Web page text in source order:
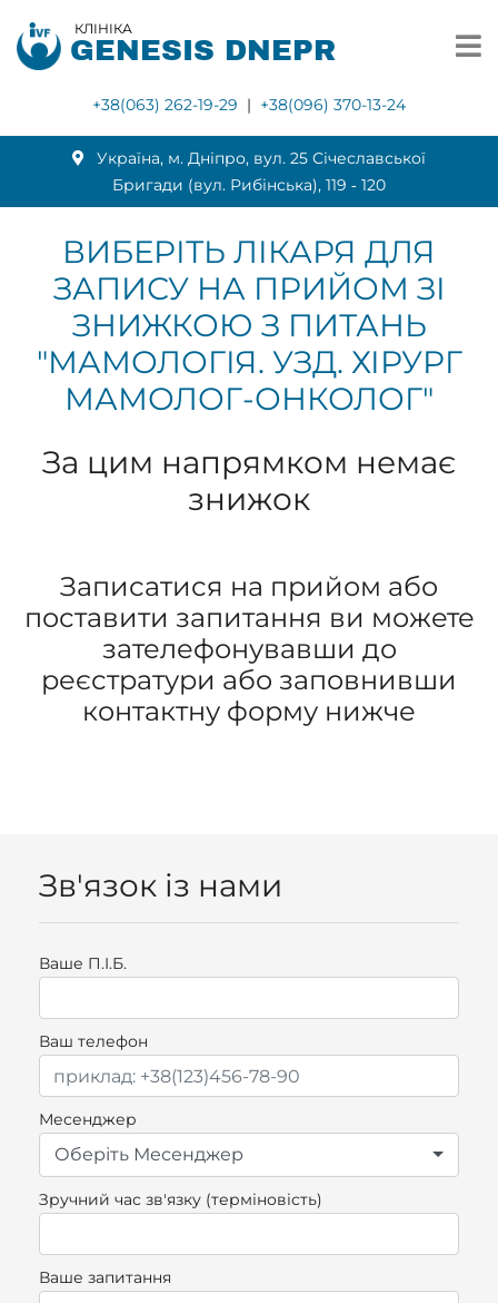
КЛІНІКА
GENESIS DNEPR
+38(063) 262-19-29 | +38(096) 370-13-24
Українa, м. Дніпро, вул. 25 Січеславської
Бригади (вул. Рибінська), 119 ‑ 120
ВИБЕРІТЬ ЛІКАРЯ ДЛЯ
ЗАПИСУ НА ПРИЙОМ ЗІ
ЗНИЖКОЮ З ПИТАНЬ
"МАМОЛОГІЯ. УЗД. ХІРУРГ
МАМОЛОГ-ОНКОЛОГ"
За цим напрямком немає
знижок
Записатися на прийом або
поставити запитання ви можете
зателефонувавши до
реєстратури або заповнивши
контактну форму нижче
Зв'язок із нами
Ваше П.I.Б.
Ваш телефон
Месенджер
Оберіть Месенджер
Зручний час зв'язку (терміновість)
Ваше запитання